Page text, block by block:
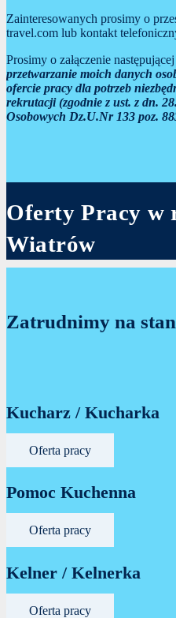
Zainteresowanych prosimy o
travel.com lub kontakt
Prosimy o załączenie
przetwarzanie moich danych
ofercie pracy dla potrzeb
rekrutacji (zgodnie z ust. z dn.
Osobowych Dz.U.Nr 133 poz.
Oferty Pracy w
Wiatrów
Zatrudnimy na
Kucharz / Kucharka
Oferta pracy
Pomoc Kuchenna
Oferta pracy
Kelner / Kelnerka
Oferta pracy